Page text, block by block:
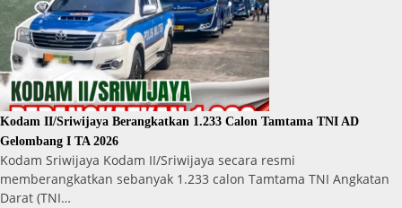
Kodam II/Sriwijaya Berangkatkan 1.233 Calon Tamtama TNI AD
Gelombang I TA 2026
Kodam Sriwijaya Kodam II/Sriwijaya secara resmi
memberangkatkan sebanyak 1.233 calon Tamtama TNI Angkatan
Darat (TNI…